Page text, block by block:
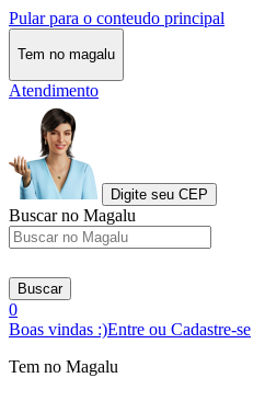
Pular para o conteudo principal
Tem no magalu
Atendimento
Digite seu CEP
Buscar no Magalu
Buscar
0
Boas vindas :)Entre ou Cadastre-se
Tem no Magalu